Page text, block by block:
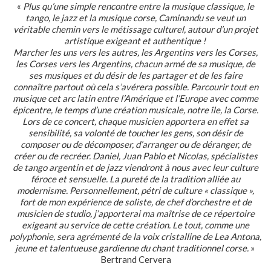
« Plus qu’une simple rencontre entre la musique classique, le
tango, le jazz et la musique corse, Caminandu se veut un
véritable chemin vers le métissage culturel, autour d’un projet
artistique exigeant et authentique !
Marcher les uns vers les autres, les Argentins vers les Corses,
les Corses vers les Argentins, chacun armé de sa musique, de
ses musiques et du désir de les partager et de les faire
connaître partout où cela s’avérera possible. Parcourir tout en
musique cet arc latin entre l’Amérique et l’Europe avec comme
épicentre, le temps d’une création musicale, notre île, la Corse.
Lors de ce concert, chaque musicien apportera en effet sa
sensibilité, sa volonté de toucher les gens, son désir de
composer ou de décomposer, d’arranger ou de déranger, de
créer ou de recréer. Daniel, Juan Pablo et Nicolas, spécialistes
de tango argentin et de jazz viendront à nous avec leur culture
féroce et sensuelle. La pureté de la tradition alliée au
modernisme. Personnellement, pétri de culture « classique »,
fort de mon expérience de soliste, de chef d’orchestre et de
musicien de studio, j’apporterai ma maîtrise de ce répertoire
exigeant au service de cette création. Le tout, comme une
polyphonie, sera agrémenté de la voix cristalline de Lea Antona,
jeune et talentueuse gardienne du chant traditionnel corse.»
Bertrand Cervera